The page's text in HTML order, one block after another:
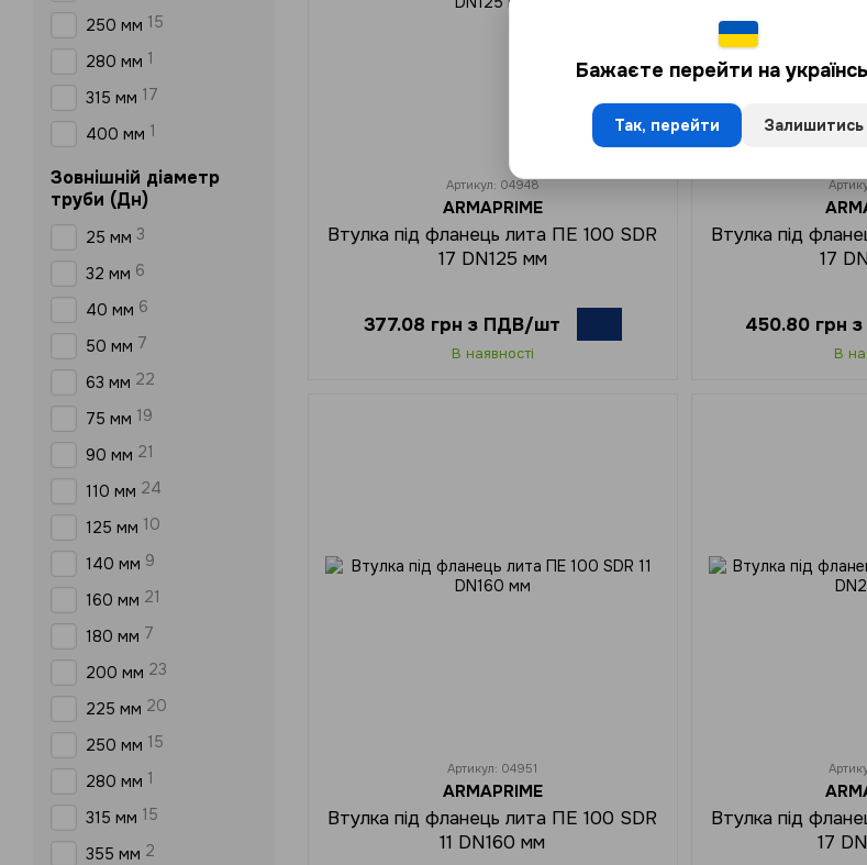
Артикул: 04948
ARMAPRIME
Втулка під фланець лита ПЕ 100 SDR
17 DN125 мм
377.08 грн з ПДВ/шт
В наявності
Втулка під
17
450.80 грн
В
Артикул: 04951
ARMAPRIME
Втулка під фланець лита ПЕ 100 SDR
11 DN160 мм
Втулка під
17
250 мм 15
280 мм 1
315 мм 17
400 мм 1
Зовнішній діаметр
труби (Дн)
25 мм 3
32 мм 6
40 мм 6
50 мм 7
63 мм 22
75 мм 19
90 мм 21
110 мм 24
125 мм 10
140 мм 9
160 мм 21
180 мм 7
200 мм 23
225 мм 20
250 мм 15
280 мм 1
315 мм 15
355 мм 2
Бажаєте перейти на
Так, перейти Залишитись